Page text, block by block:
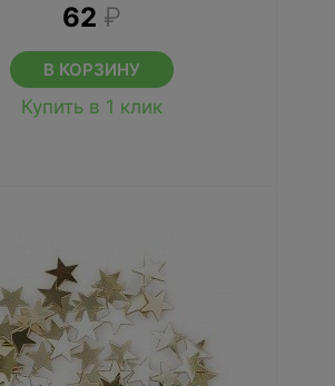
62 ₽
В КОРЗИНУ
Купить в 1 клик